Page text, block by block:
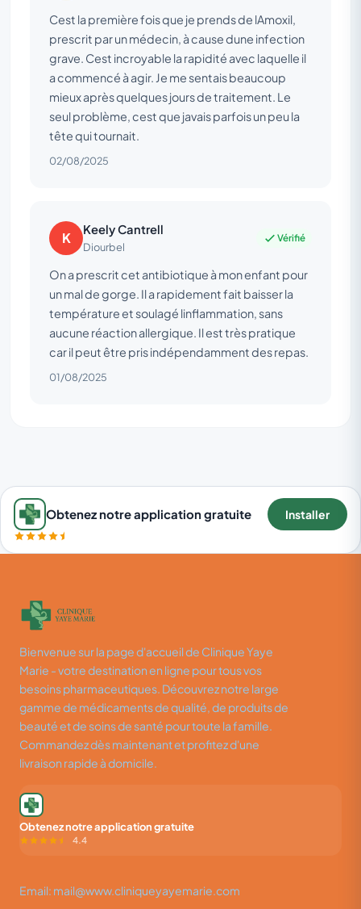
Cest la première fois que je prends de lAmoxil,
prescrit par un médecin, à cause dune infection
grave. Cest incroyable la rapidité avec laquelle il
a commencé à agir. Je me sentais beaucoup
mieux après quelques jours de traitement. Le
seul problème, cest que javais parfois un peu la
tête qui tournait.
02/08/2025
K Keely Cantrell
Diourbel
Vérifié
On a prescrit cet antibiotique à mon enfant pour
un mal de gorge. Il a rapidement fait baisser la
température et soulagé linflammation, sans
aucune réaction allergique. Il est très pratique
car il peut être pris indépendamment des repas.
01/08/2025
Obtenez notre application gratuite Installer
Bienvenue sur la page d'accueil de Clinique Yaye
Marie - votre destination en ligne pour tous vos
besoins pharmaceutiques. Découvrez notre large
gamme de médicaments de qualité, de produits de
beauté et de soins de santé pour toute la famille.
Commandez dès maintenant et profitez d'une
livraison rapide à domicile.
Obtenez notre application gratuite
4.4
Email: mail@www.cliniqueyayemarie.com